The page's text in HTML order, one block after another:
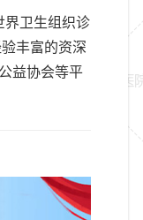
卫生组织诊
丰富的资深
益协会等平